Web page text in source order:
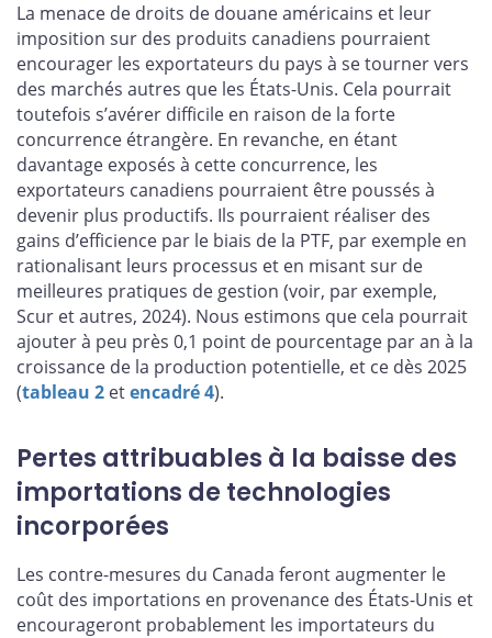
La menace de droits de douane américains et leur
imposition sur des produits canadiens pourraient
encourager les exportateurs du pays à se tourner vers
des marchés autres que les États-Unis. Cela pourrait
toutefois s’avérer difficile en raison de la forte
concurrence étrangère. En revanche, en étant
davantage exposés à cette concurrence, les
exportateurs canadiens pourraient être poussés à
devenir plus productifs. Ils pourraient réaliser des
gains d’efficience par le biais de la PTF, par exemple en
rationalisant leurs processus et en misant sur de
meilleures pratiques de gestion (voir, par exemple,
Scur et autres, 2024). Nous estimons que cela pourrait
ajouter à peu près 0,1 point de pourcentage par an à la
croissance de la production potentielle, et ce dès 2025
(tableau 2 etencadré 4).
Pertes attribuables à la baisse des
importations de technologies
incorporées
Les contre-mesures du Canada feront augmenter le
coût des importations en provenance des États-Unis et
encourageront probablement les importateurs du